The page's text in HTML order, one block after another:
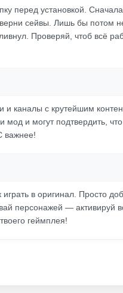
перед установкой. Сначала
верни сейвы. Лишь бы потом
Проверяй, чтоб всё
и каналы с крутейшим
и могут подтвердить,
важнее!
в оригинал. Просто
персонажей — активируй
геймплея!